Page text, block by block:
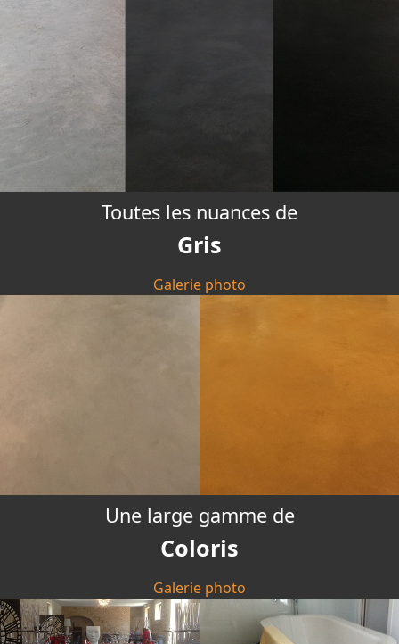
Toutes les nuances de
Gris
Galerie photo
Une large gamme de
Coloris
Galerie photo